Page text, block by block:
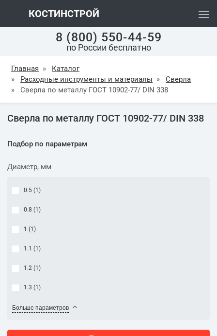
КОСТИНСТРОЙ
8 (800) 550-44-59
по России бесплатно
Главная »
Каталог
»
Расходные инструменты и материалы »
Сверла
»
Сверла по металлу ГОСТ 10902-77/ DIN 338
Сверла по металлу ГОСТ 10902-77/ DIN 338
Подбор по параметрам
Диаметр, мм
0.5 (1 )
0.8 (1 )
1 (1 )
1.1 (1 )
1.2 (1 )
1.3 (1 )
Больше параметров